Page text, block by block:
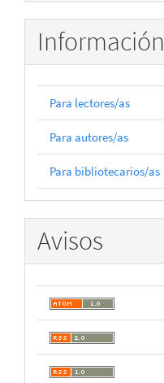
Información
Para lectores/as
Para autores/as
Para bibliotecarios/as
Avisos